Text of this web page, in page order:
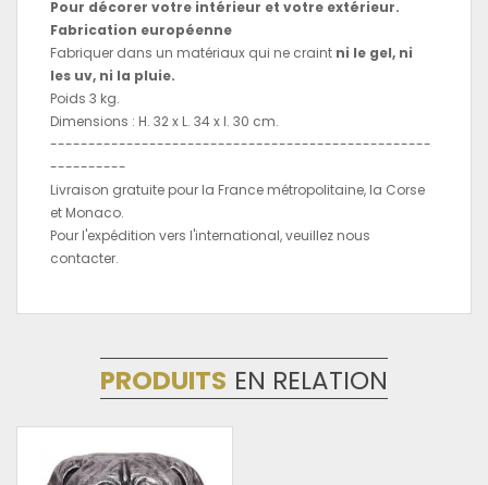
Pour décorer votre intérieur et votre extérieur.
Fabrication européenne
Fabriquer dans un matériaux qui ne craint ni le gel, ni
les uv, ni la pluie.
Poids 3 kg.
Dimensions : H. 32 x L. 34 x l. 30 cm.
--------------------------------------------------
----------
Livraison gratuite pour la France métropolitaine, la Corse
et Monaco.
Pour l'expédition vers l'international, veuillez nous
contacter.
PRODUITS EN RELATION